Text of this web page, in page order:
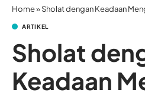
Home»Sholat dengan Keadaan
ARTIKEL
Sholat
Keadaan